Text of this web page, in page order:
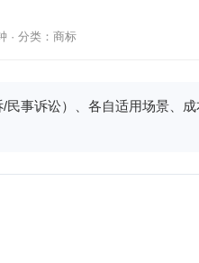
· 分类： 商标
事诉讼）、各自适用场景、